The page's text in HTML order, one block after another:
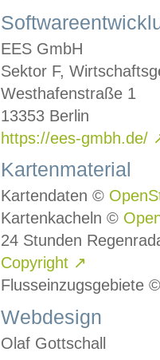
EES GmbH
Sektor F,
Westhafenstraße 1
13353 Berlin
https://ees-gmbh.de/
Kartenmaterial
Kartendaten ©
Kartenkacheln ©
24 Stunden
Copyright ↗
Flusseinzugsgebiete
Webdesign
Olaf Gottschall